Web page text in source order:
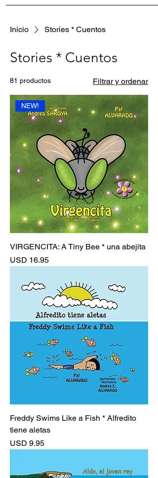
Inicio Stories * Cuentos
Stories * Cuentos
81 productos Filtrar y ordenar
NEW!
VIRGENCITA: A Tiny Bee * una abejita
Precio
USD 16.95
Freddy Swims Like a Fish * Alfredito
tiene aletas
Precio
USD 9.95